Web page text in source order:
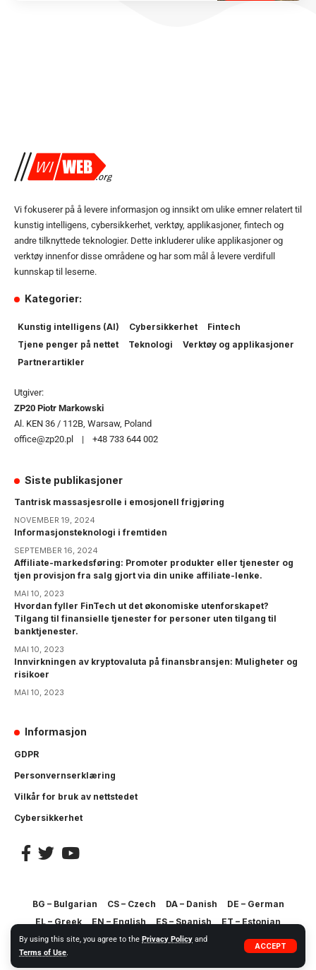
By using this site, you agree to the Privacy Policy and
Terms of Use.
ACCEPT
Vi fokuserer på å levere informasjon og innsikt om ulike emner relatert til
kunstig intelligens, cybersikkerhet, verktøy, applikasjoner, fintech og
andre tilknyttede teknologier. Dette inkluderer ulike applikasjoner og
verktøy innenfor disse områdene og har som mål å levere verdifull
kunnskap til leserne.
Kategorier:
Kunstig intelligens (AI) Cybersikkerhet
Fintech
Tjene penger på nettet
Teknologi
Verktøy og applikasjoner
Partnerartikler
Utgiver:
ZP20 Piotr Markowski
Al. KEN 36 / 112B, Warsaw, Poland
office@zp20.pl | +48 733 644 002
Siste publikasjoner
Tantrisk massasjesrolle i emosjonell frigjøring
NOVEMBER 19, 2024
Informasjonsteknologi i fremtiden
SEPTEMBER 16, 2024
Affiliate-markedsføring: Promoter produkter eller tjenester og
tjen provisjon fra salg gjort via din unike affiliate-lenke.
MAI 10, 2023
Hvordan fyller FinTech ut det økonomiske utenforskapet?
Tilgang til finansielle tjenester for personer uten tilgang til
banktjenester.
MAI 10, 2023
Innvirkningen av kryptovaluta på finansbransjen: Muligheter og
risikoer
MAI 10, 2023
Informasjon
GDPR
Personvernserklæring
Vilkår for bruk av nettstedet
Cybersikkerhet
BG – Bulgarian CS – Czech DA – Danish
DE – German
EL – Greek
EN – English ES – Spanish
ET – Estonian
FI – Finnish
FR – French HR – Croatian
HU – Hungarian
IT – Italian